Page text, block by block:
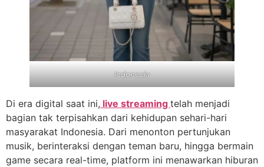
Indonesia
Di era digital saat ini, live streaming telah menjadi
bagian tak terpisahkan dari kehidupan sehari-hari
masyarakat Indonesia. Dari menonton pertunjukan
musik, berinteraksi dengan teman baru, hingga bermain
game secara real-time, platform ini menawarkan hiburan